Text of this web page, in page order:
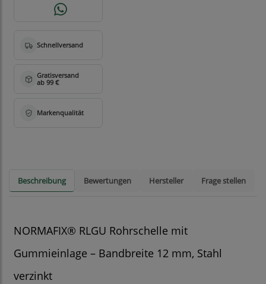
Beschreibung Bewertungen Hersteller Frage stellen
NORMAFIX® RLGU Rohrschelle mit
Gummieinlage – Bandbreite 12 mm, Stahl
verzinkt